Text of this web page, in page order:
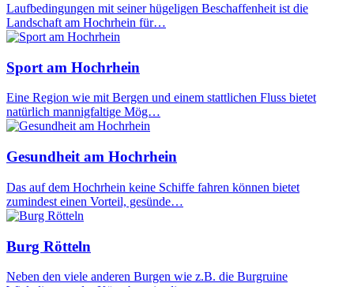
Laufbedingungen mit seiner hügeligen Beschaffenheit ist die
Landschaft am Hochrhein für…
Sport am Hochrhein
Eine Region wie mit Bergen und einem stattlichen Fluss bietet
natürlich mannigfaltige Mög…
Gesundheit am Hochrhein
Das auf dem Hochrhein keine Schiffe fahren können bietet
zumindest einen Vorteil, gesünde…
Burg Rötteln
Neben den viele anderen Burgen wie z.B. die Burgruine